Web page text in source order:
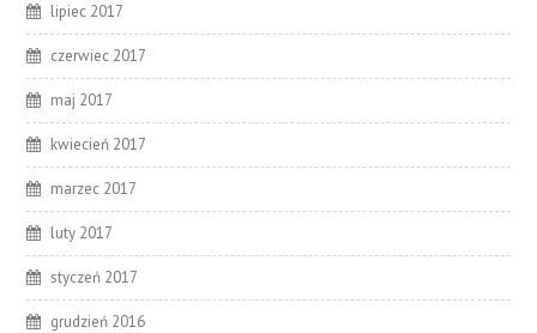
lipiec 2017
czerwiec 2017
maj 2017
kwiecień 2017
marzec 2017
luty 2017
styczeń 2017
grudzień 2016